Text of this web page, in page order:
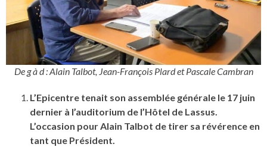
De g à d : Alain Talbot, Jean-François Plard et Pascale Cambran
L’Epicentre tenait son assemblée générale le 17 juin
dernier à l’auditorium de l’Hôtel de Lassus.
L’occasion pour Alain Talbot de tirer sa révérence en
tant que Président.